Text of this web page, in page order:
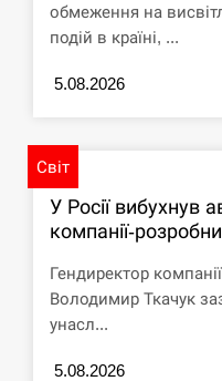
Россияне ударили
есть пострадавшие
обмеження на
подій в країні, ...
5.08.2026
Світ
У Росії вибухнув
компанії-
Гендиректор
Володимир Ткачук
унасл...
5.08.2026